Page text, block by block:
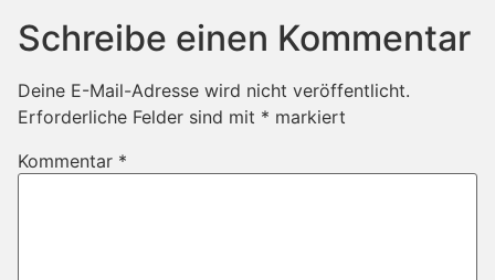
Schreibe einen Kommentar
Deine E-Mail-Adresse wird nicht veröffentlicht.
Erforderliche Felder sind mit * markiert
Kommentar *